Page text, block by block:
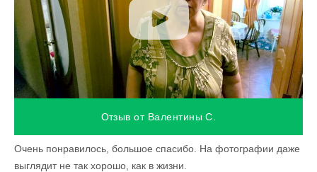
Отзыв от Валентины С.
Очень понравилось, большое спасибо. На фотографии даже
выглядит не так хорошо, как в жизни.